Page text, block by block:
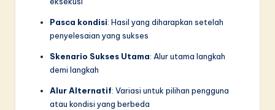
Pasca kondisi: Hasil yang diharapkan setelah
penyelesaian yang sukses
Skenario Sukses Utama: Alur utama langkah
demi langkah
Alur Alternatif: Variasi untuk pilihan pengguna
atau kondisi yang berbeda